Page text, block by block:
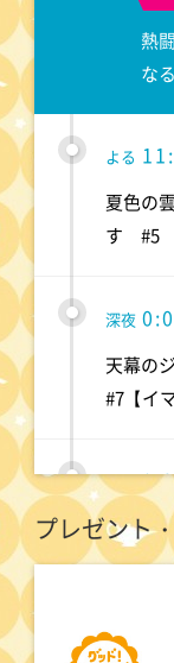
熱
な
よる
夏色の
す #5
深夜
天幕の
#7【イ
深夜
テレ朝
ジェス
深夜
プレゼント